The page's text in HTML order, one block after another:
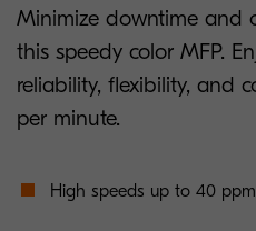
Minimize downtime and
this speedy color MFP.
reliability, flexibility, and
per minute.
High speeds up to 40